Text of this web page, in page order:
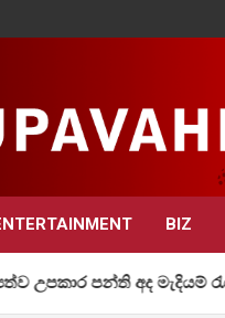
BIZ
අද මැදියම් රැයෙන් තහනම්